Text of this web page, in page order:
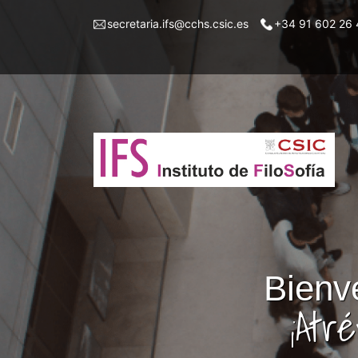
principal
Menu
ifs
secretaria.ifs@cchs.csic.es +34 91 602 26